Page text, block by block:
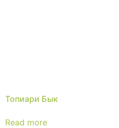
Топиари Бык
Read more